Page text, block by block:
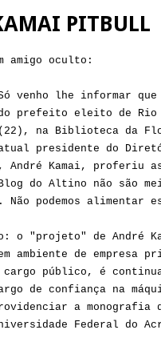
PITBULL
amigo oculto:
venho lhe informar
prefeito eleito de Rio
na Biblioteca da
presidente do
André Kamai, proferiu
do Altino não são
Não podemos alimentar
o "projeto" de André
ambiente de empresa
cargo público, é
de confiança na
a
Federal do